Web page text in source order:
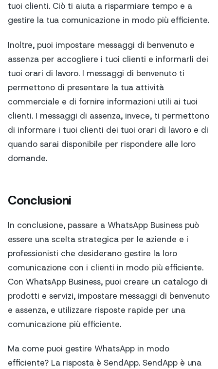
tuoi clienti. Ciò ti aiuta a risparmiare tempo e a
gestire la tua comunicazione in modo più efficiente.
Inoltre, puoi impostare messaggi di benvenuto e
assenza per accogliere i tuoi clienti e informarli dei
tuoi orari di lavoro. I messaggi di benvenuto ti
permettono di presentare la tua attività
commerciale e di fornire informazioni utili ai tuoi
clienti. I messaggi di assenza, invece, ti permettono
di informare i tuoi clienti dei tuoi orari di lavoro e di
quando sarai disponibile per rispondere alle loro
domande.
Conclusioni
In conclusione, passare a WhatsApp Business può
essere una scelta strategica per le aziende e i
professionisti che desiderano gestire la loro
comunicazione con i clienti in modo più efficiente.
Con WhatsApp Business, puoi creare un catalogo di
prodotti e servizi, impostare messaggi di benvenuto
e assenza, e utilizzare risposte rapide per una
comunicazione più efficiente.
Ma come puoi gestire WhatsApp in modo
efficiente? La risposta è SendApp. SendApp è una